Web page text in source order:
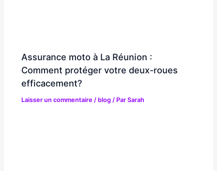
Assurance moto à La Réunion :
Comment protéger votre deux-roues
efficacement?
Laisser un commentaire / blog / ParSarah